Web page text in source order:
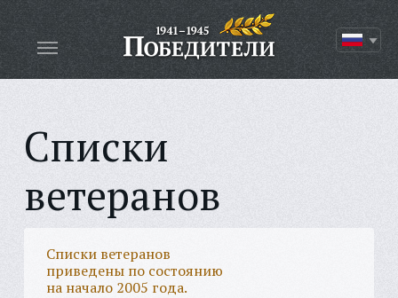
Списки
ветеранов
Списки ветеранов
приведены по состоянию
на начало 2005 года.